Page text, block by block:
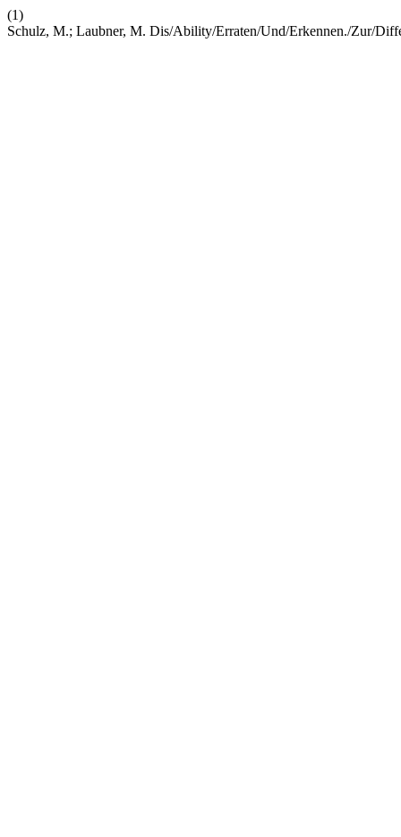
(1)
Schulz, M.; Laubner, M. Dis/Ability/Erraten/Und/Erkennen./Zur/